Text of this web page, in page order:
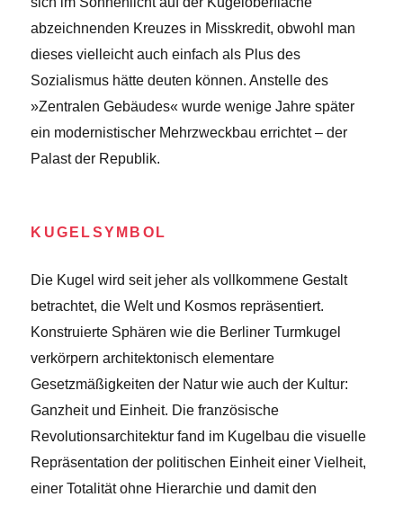
abzeichnenden Kreuzes in Misskredit, obwohl man
dieses vielleicht auch einfach als Plus des
Sozialismus hätte deuten können. Anstelle des
»Zentralen Gebäudes« wurde wenige Jahre später
ein modernistischer Mehrzweckbau errichtet – der
Palast der Republik.
KUGELSYMBOL
Die Kugel wird seit jeher als vollkommene Gestalt
betrachtet, die Welt und Kosmos repräsentiert.
Konstruierte Sphären wie die Berliner Turmkugel
verkörpern architektonisch elementare
Gesetzmäßigkeiten der Natur wie auch der Kultur:
Ganzheit und Einheit. Die französische
Revolutionsarchitektur fand im Kugelbau die visuelle
Repräsentation der politischen Einheit einer Vielheit,
einer Totalität ohne Hierarchie und damit den